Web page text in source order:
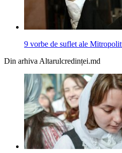
9 vorbe de suflet ale
Din arhiva Altarulcredinței.md